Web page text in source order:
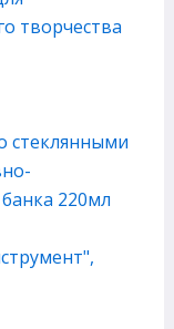
стеклянными
220мл